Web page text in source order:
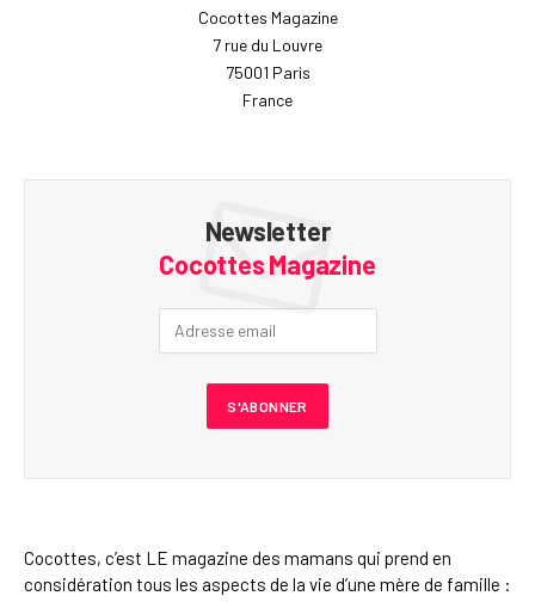
Cocottes Magazine
7 rue du Louvre
75001 Paris
France
Newsletter
Cocottes Magazine
Cocottes, c’est LE magazine des mamans qui prend en
considération tous les aspects de la vie d’une mère de famille :